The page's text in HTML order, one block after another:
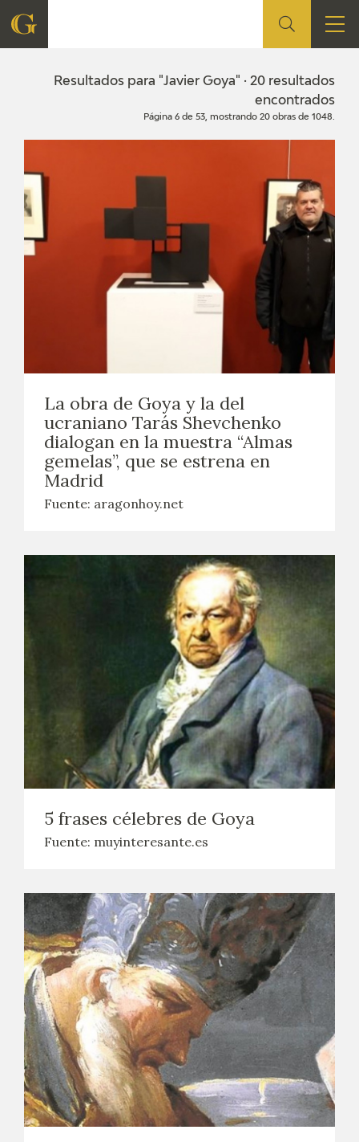
FUNDACIÓN
ACCIÓN CORPORATIVA
SEDE
ACTIVIDADES
ACTUALIDAD
GOYA EN EL MUNDO
GOYA EN ARAGÓN
PUBLICACIONES
TIENDA
TIENDA ONLINE
EDUCA
CEDEA
Resultados para "Javier Goya" · 20 resultados
encontrados
Página 6 de 53, mostrando 20 obras de 1048.
La obra de Goya y la del
ucraniano Tarás Shevchenko
dialogan en la muestra “Almas
gemelas”, que se estrena en
Madrid
Fuente: aragonhoy.net
5 frases célebres de Goya
Fuente: muyinteresante.es